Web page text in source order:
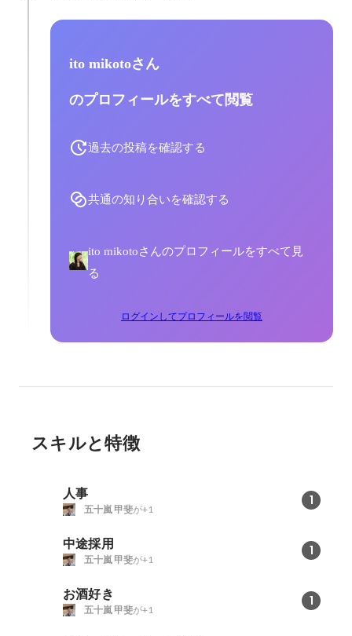
ito mikotoさん
のプロフィールをすべて閲覧
過去の投稿を確認する
共通の知り合いを確認する
ito mikotoさんのプロフィールをすべて見
る
ログインしてプロフィールを閲覧
スキルと特徴
人事 1
五十嵐 甲斐が+1
中途採用 1
五十嵐 甲斐が+1
お酒好き 1
五十嵐 甲斐が+1